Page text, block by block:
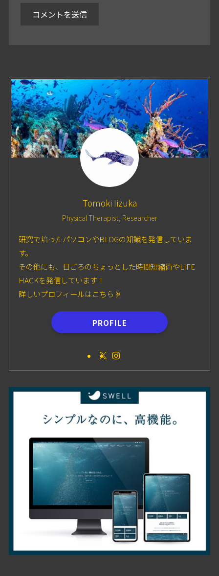
Tomoki Iizuka
Physical Therapist, Researcher
研究で培ったパソコンやBLOGの知識を発信していま
す。
その他にも、日ごろのちょっとした時間短縮術やLIFE
HACKを発信しています！
詳しいプロフィールはこちら☟
PROFILE